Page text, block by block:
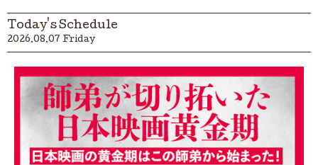
Today's Schedule
2026.08.07 Friday